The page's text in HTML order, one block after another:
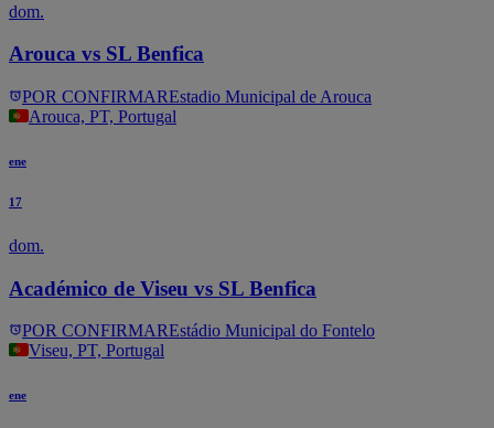
dom.
Arouca vs SL Benfica
POR CONFIRMAREstadio Municipal de Arouca
Arouca, PT, Portugal
ene
17
dom.
Académico de Viseu vs SL Benfica
POR CONFIRMAREstádio Municipal do Fontelo
Viseu, PT, Portugal
ene